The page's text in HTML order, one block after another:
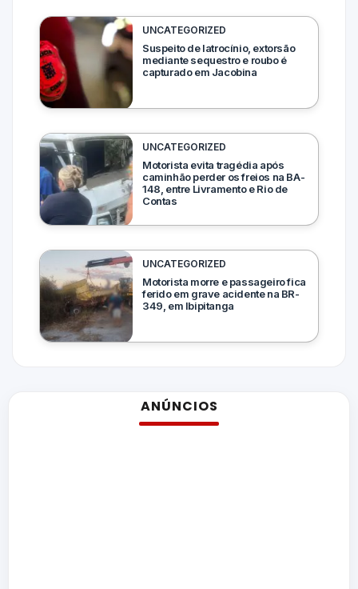
UNCATEGORIZED
Suspeito de latrocínio, extorsão
mediante sequestro e roubo é
capturado em Jacobina
UNCATEGORIZED
Motorista evita tragédia após
caminhão perder os freios na BA-
148, entre Livramento e Rio de
Contas
UNCATEGORIZED
Motorista morre e passageiro fica
ferido em grave acidente na BR-
349, em Ibipitanga
ANÚNCIOS